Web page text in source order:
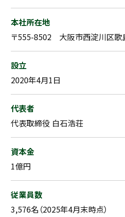
本社所在地
〒555-8502 大阪市西淀川区歌
設立
2020年4月1日
代表者
代表取締役 白石浩荘
資本金
1億円
従業員数
3,576名（2025年4月末時点）